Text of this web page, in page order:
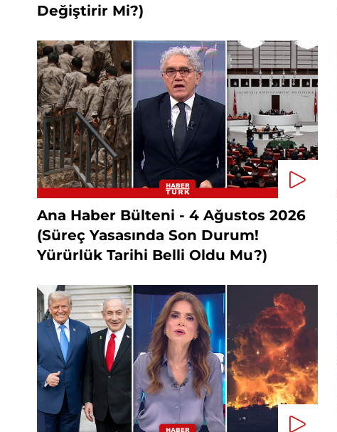
Değiştirir Mi?)
Ana Haber Bülteni - 4 Ağustos 2026
(Süreç Yasasında Son Durum!
Yürürlük Tarihi Belli Oldu Mu?)